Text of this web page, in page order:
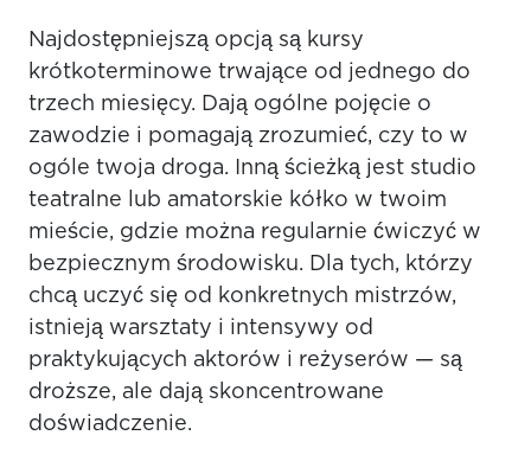
Najdostępniejszą opcją są kursy
krótkoterminowe trwające od jednego do
trzech miesięcy. Dają ogólne pojęcie o
zawodzie i pomagają zrozumieć, czy to w
ogóle twoja droga. Inną ścieżką jest studio
teatralne lub amatorskie kółko w twoim
mieście, gdzie można regularnie ćwiczyć w
bezpiecznym środowisku. Dla tych, którzy
chcą uczyć się od konkretnych mistrzów,
istnieją warsztaty i intensywy od
praktykujących aktorów i reżyserów — są
droższe, ale dają skoncentrowane
doświadczenie.